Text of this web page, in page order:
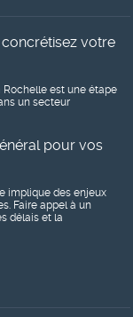
votre
Rochelle est une étape
un secteur
pour vos
implique des enjeux
Faire appel à un
délais et la